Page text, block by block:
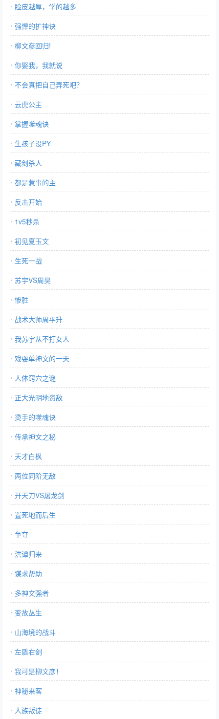
脸皮越厚，学的越多
强悍的扩神诀
柳文彦回归!
你娶我，我就说
不会真把自己弄死吧？
云虎公主
掌握噬魂诀
生孩子没PY
藏剑杀人
都是惹事的主
反击开始
1v5秒杀
初见夏玉文
生死一战
苏宇VS周昊
惨胜
战术大师周平升
我苏宇从不打女人
戏耍单神文的一天
人体窍穴之谜
正大光明地资敌
烫手的噬魂诀
传承神文之秘
天才白枫
两位同阶无敌
开天刀VS屠龙剑
置死地而后生
争夺
洪谭归来
谋求帮助
多神文强者
变故丛生
山海境的战斗
左盾右剑
我可是柳文彦！
神秘来客
人族叛徒